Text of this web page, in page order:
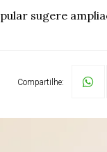
sugere
Compartilhe: